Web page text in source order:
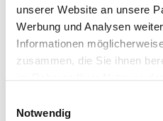
unserer Website an unsere
Werbung und Analysen
Informationen
zusammen, die Sie ihnen
Notwendig
7.5 l/100km (WLTP)
CO2-Emissionen kombiniert:
196 g/km (WLTP)